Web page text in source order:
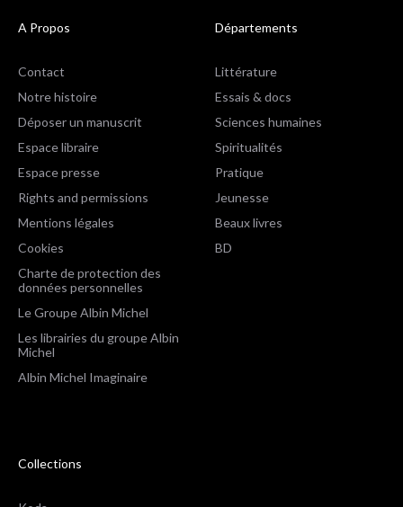
A Propos
Contact
Notre histoire
Déposer un manuscrit
Espace libraire
Espace presse
Rights and permissions
Mentions légales
Cookies
Charte de protection des
données personnelles
Le Groupe Albin Michel
Les librairies du groupe Albin
Michel
Albin Michel Imaginaire
Départements
Littérature
Essais & docs
Sciences humaines
Spiritualités
Pratique
Jeunesse
Beaux livres
BD
Collections